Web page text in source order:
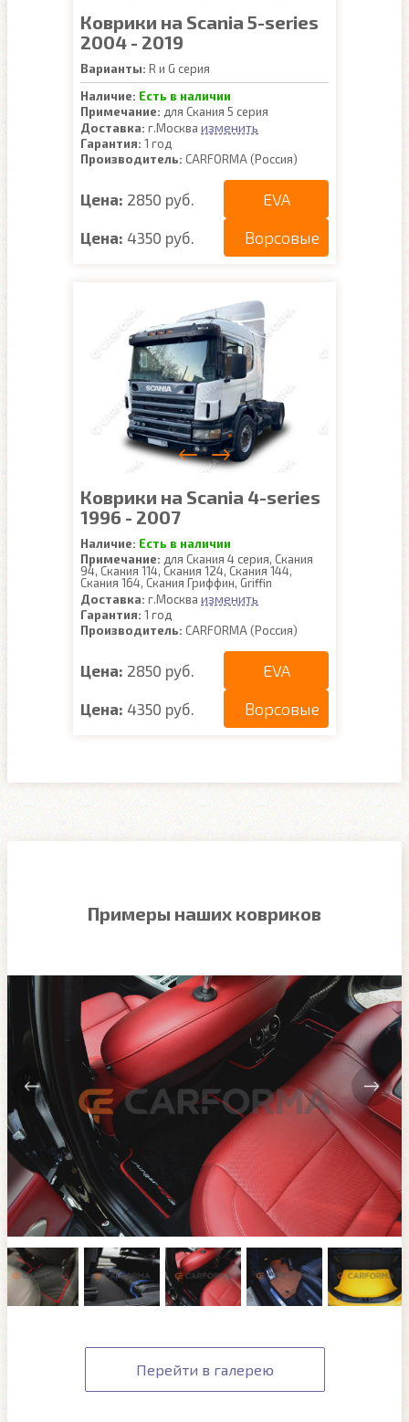
Коврики на Scania 5-series
2004 - 2019
Варианты: R и G серия
Наличие: Есть в наличии
Примечание: для Скания 5 серия
Доставка: г.Москва изменить
Гарантия: 1 год
Производитель: CARFORMA (Россия)
Цена: 2850 руб. EVA
Цена: 4350 руб. Ворсовые
Коврики на Scania 4-series
1996 - 2007
Наличие: Есть в наличии
Примечание: для Скания 4 серия, Скания
94, Скания 114, Скания 124, Скания 144,
Скания 164, Скания Гриффин, Griffin
Доставка: г.Москва изменить
Гарантия: 1 год
Производитель: CARFORMA (Россия)
Цена: 2850 руб. EVA
Цена: 4350 руб. Ворсовые
Примеры наших ковриков
Перейти в галерею